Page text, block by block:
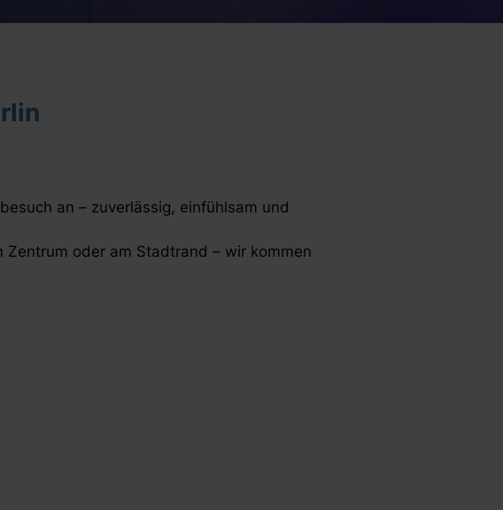
an – zuverlässig, einfühlsam und
Zentrum oder am Stadtrand – wir kommen